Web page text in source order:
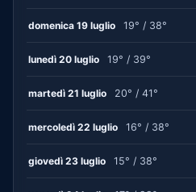
domenica 19 luglio 19° / 38°
lunedì 20 luglio 19° / 39°
martedì 21 luglio 20° / 41°
mercoledì 22 luglio 16° / 38°
giovedì 23 luglio 15° / 38°